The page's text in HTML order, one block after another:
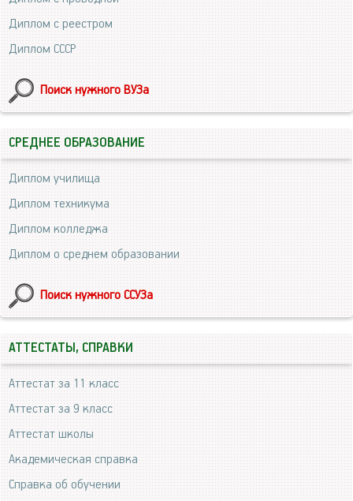
Диплом с реестром
Диплом СССР
Поиск нужного ВУЗа
СРЕДНЕЕ ОБРАЗОВАНИЕ
Диплом училища
Диплом техникума
Диплом колледжа
Диплом о среднем образовании
Поиск нужного ССУЗа
АТТЕСТАТЫ, СПРАВКИ
Аттестат за 11 класс
Аттестат за 9 класс
Аттестат школы
Академическая справка
Справка об обучении